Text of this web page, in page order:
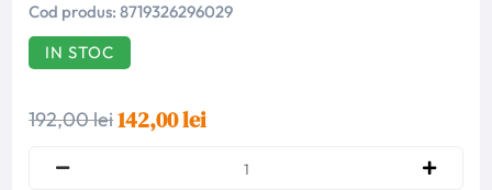
Cod produs: 8719326296029
IN STOC
192,00 lei142,00 lei